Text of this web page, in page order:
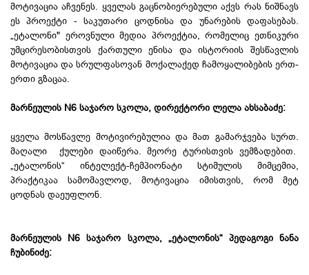
მოტივაცია აჩვენეს. ყველას გაცნობიერებული აქვს რას ნიშნავს
ეს პროექტი - საკუთარი ცოდნისა და უნარების დაფასებას.
„ეტალონი" ეროვნული მედია პროექტია, რომელიც ეთნიკური
უმცირესობისთვის ქართული ენისა და ისტორიის შესწავლის
მოტივაცია და სრულფასოვან მოქალაქედ ჩამოყალიბების ერთ-
ერთი გზაცაა.
მარნეულის N6 საჯარო სკოლა, დირექტორი ლელა ახსაბაძე:
ყველა მოსწავლე მოტივირებულია და მათ გამარჯვება სურთ.
მაღალი ქულები დაიწერა. მეორე ტურისთვის ვემზადებით.
„ეტალონის“ ინტელექტ-ჩემპიონატი სტიმულის მიმცემია,
პრაქტიკაა სამომავლოდ, მოტივაცია იმისთვის, რომ მეტ
ცოდნას დაეუფლონ.
მარნეულის N6 საჯარო სკოლა, „ეტალონის“ პედაგოგი ნანა
ჩუბინიძე: